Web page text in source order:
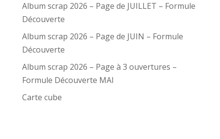
Album scrap 2026 – Page de JUILLET – Formule
Découverte
Album scrap 2026 – Page de JUIN – Formule
Découverte
Album scrap 2026 – Page à 3 ouvertures –
Formule Découverte MAI
Carte cube